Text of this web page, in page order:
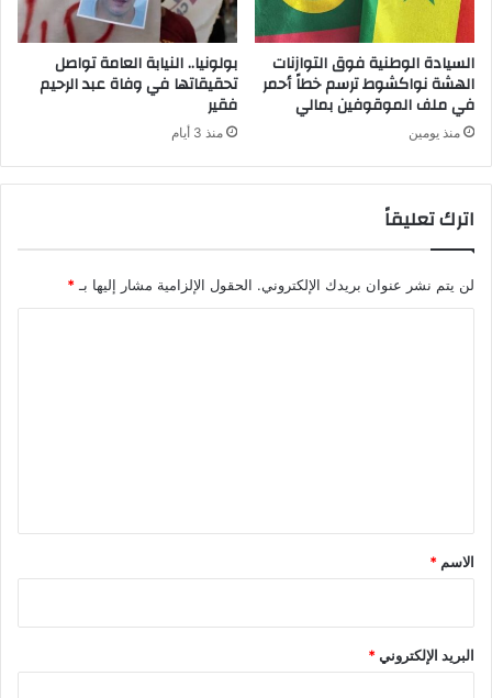
السيادة الوطنية فوق التوازنات
الهشة نواكشوط ترسم خطاً أحمر
في ملف الموقوفين بمالي
منذ يومين
بولونيا.. النيابة العامة تواصل
تحقيقاتها في وفاة عبد الرحيم
فقير
منذ 3 أيام
اترك تعليقاً
لن يتم نشر عنوان بريدك الإلكتروني. الحقول الإلزامية مشار إليها بـ *
*
الاسم *
البريد الإلكتروني*